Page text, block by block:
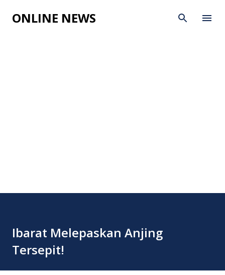
Skip to main content
ONLINE NEWS
Ibarat Melepaskan Anjing
Tersepit!